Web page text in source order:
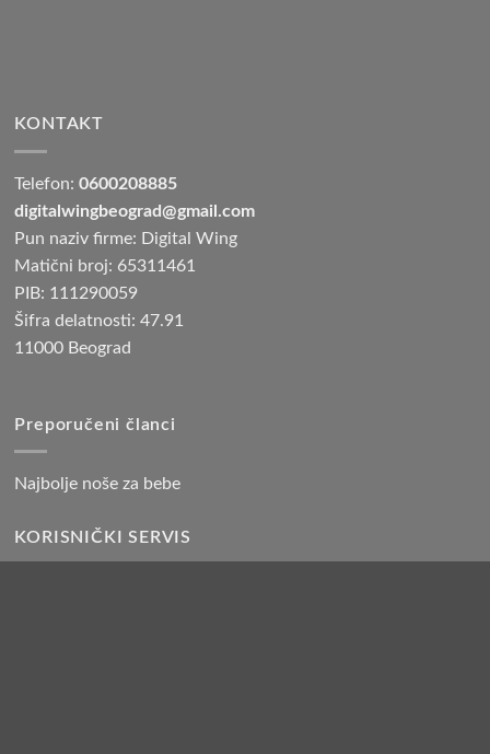
KONTAKT
Telefon:0600208885
digitalwingbeograd@gmail.com
Pun naziv firme: Digital Wing
Matični broj: 65311461
PIB: 111290059
Šifra delatnosti: 47.91
11000 Beograd
Preporučeni članci
Najbolje noše za bebe
KORISNIČKI SERVIS